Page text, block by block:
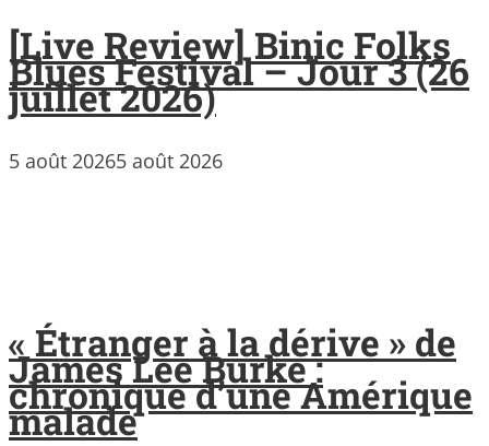
[Live Review] Binic Folks
Blues Festival – Jour 3 (26
juillet 2026)
5 août 20265 août 2026
« Étranger à la dérive » de
James Lee Burke :
chronique d’une Amérique
malade